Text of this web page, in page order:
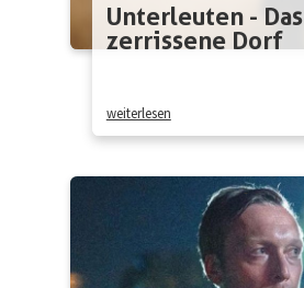
Unterleuten - Das
zerrissene Dorf
weiterlesen